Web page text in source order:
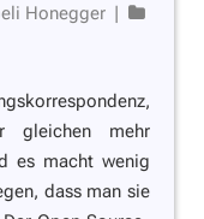
Honegger |
gleichen mehr
es macht wenig
dass man sie